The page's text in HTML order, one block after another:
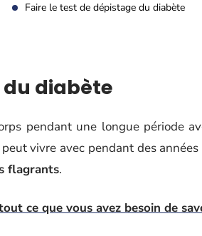
Faire le test de dépistage du diabète
diabète
pendant une longue période
vivre avec pendant des
flagrants.
ce que vous avez besoin de